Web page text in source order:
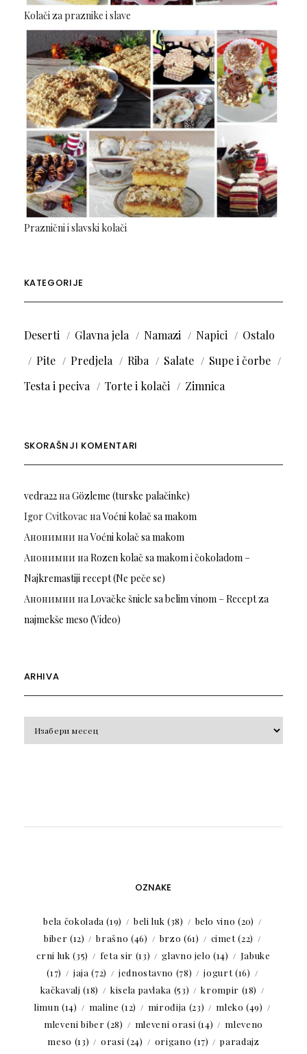
Kolači za praznike i slave
Praznični i slavski kolači
KATEGORIJE
Deserti Glavna jela Namazi Napici
Ostalo
Pite
Predjela Riba Salate
Supe i čorbe
Testa i peciva
Torte i kolači Zimnica
SKORAŠNJI KOMENTARI
vedra22наGözleme (turske palačinke)
Igor Cvitkovac наVoćni kolač sa makom
Анонимни наVoćni kolač sa makom
Анонимни наRozen kolač sa makom i čokoladom –
Najkremastiji recept (Ne peče se)
Анонимни наLovačke šnicle sa belim vinom – Recept za
najmekše meso (Video)
ARHIVA
OZNAKE
bela čokolada (19) beli luk (38) belo vino (20)
biber (12) brašno (46) brzo (61) cimet(22)
crni luk (35) feta sir (13) glavno jelo (14)
Jabuke
(17)
jaja (72) jednostavno (78) jogurt(16)
kačkavalj (18) kisela pavlaka (53) krompir (18)
limun (14) maline (12) mirođija (23) mleko (49)
mleveni biber (28) mleveni orasi (14)
mleveno
meso (13) orasi (24) origano (17)
paradajz